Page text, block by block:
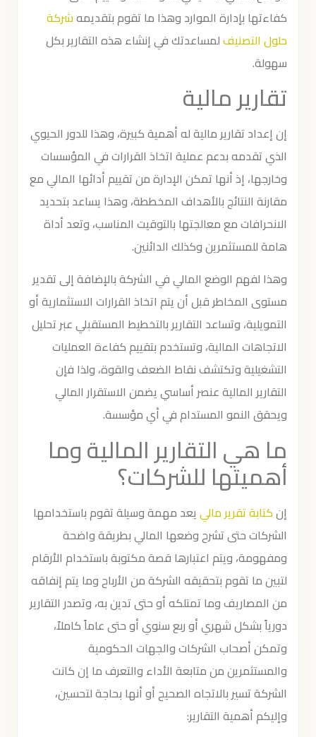
كفاءتها بإدارة الموارد وهذا ما تقوم بتقديمهشركة
حلول التصنيفلمساعدتك في إنشاء هذه التقارير بكل
سهولة.
تقارير مالية
إن إعداد تقارير مالية له أهمية كبيرة، وهذا للدور الحيوي
الذي تقدمه بدعم عملية اتخاذ القرارات في المؤسسات
وخارجها، إذ أنها تمكن الإدارة من تقييم أدائها المالي مع
مقارنة النتائج بالأهداف المخططة، وهذا يساعد بتحديد
الانحرافات مع معالجتها بالتوقيت المناسب، وتعد أداة
هامة للمستثمرين وكذلك الدائنين.
وهذا لفهم الوضع المالي في الشركة بالإضافة إلى تقدير
مستوى المخاطر قبل أن يتم اتخاذ القرارات الاستثمارية أو
التمويلية، وتساعد التقارير بالتخطيط المستقبلي عبر تحليل
الاتجاهات المالية، وتستخدم بتقييم كفاءة العمليات
التشغيلية وتكتشف نقاط الضعف والقوة، ولذا فإن
التقارير المالية عنصر أساسي يضمن الاستقرار المالي
ويحقق النمو المستدام في أي مؤسسة.
ما هي التقارير المالية وما
أهميتها للشركات؟
إنكتابة تقرير مالي يعد مهمة وسيلة تقوم باستخدامها
الشركات حتى تشرح وضعها المالي بطريقة واضحة
ومفهومة، ويتم اعتبارها قصة مكتوبة باستخدام الأرقام
لتبين ما تقوم بتحقيقه الشركة من الأرباح وما يتم إنفاقه
من المصاريف وما تمتلكه أو حتى تدين به، وتصدر التقارير
دورياً بشكل شهري أو ربع سنوي أو حتى عاماً كاملاً،
وتمكن أصحاب الشركات والجهات الحكومية
والمستثمرين من متابعة الأداء والتعرف ما إن كانت
الشركة تسير بالاتجاه الصحيح أو أنها بحاجة لتحسين،
وإليكم أهمية التقارير: